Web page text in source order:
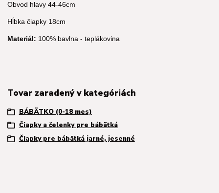
Obvod hlavy 44-46cm
Hĺbka čiapky 18cm
Materiál: 100% bavlna - teplákovina
Tovar zaradený v kategóriách
BÁBÄTKO (0-18 mes)
Čiapky a čelenky pre bábätká
Čiapky pre bábätká jarné, jesenné